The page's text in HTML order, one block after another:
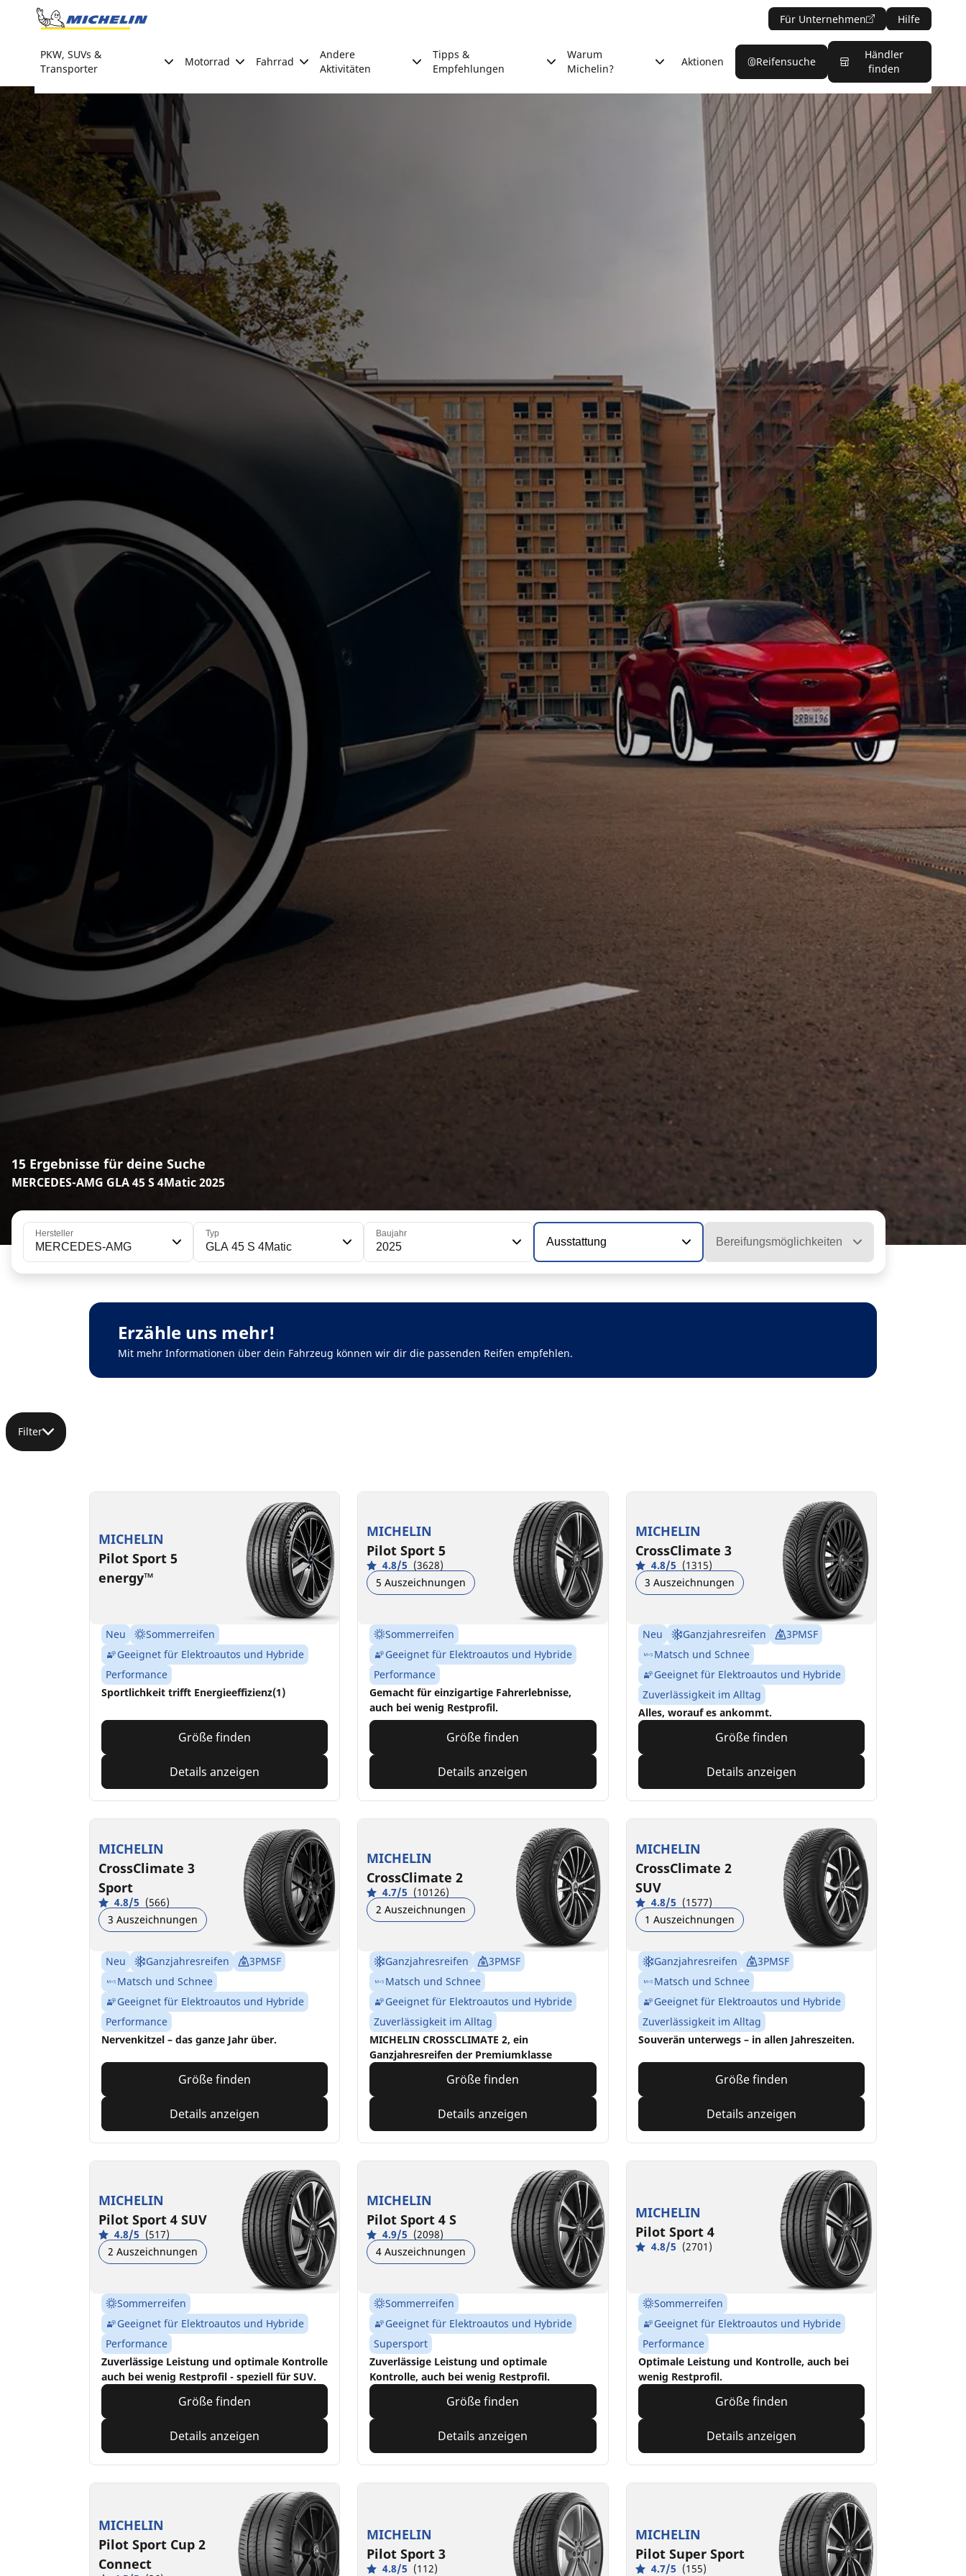
Go to page content
Für Unternehmen Hilfe
PKW, SUVs &
Transporter
Motorrad Fahrrad
Andere
Aktivitäten
Tipps &
Empfehlungen
Warum
Michelin?
Aktionen Reifensuche
Händler
finden
15 Ergebnisse für deine Suche
MERCEDES-AMG GLA 45 S 4Matic 2025
Hersteller
MERCEDES-AMG
Typ
GLA 45 S 4Matic
Baujahr
2025 Ausstattung Bereifungsmöglichkeiten
Erzähle uns mehr!
Mit mehr Informationen über dein Fahrzeug können wir dir die passenden Reifen empfehlen.
Filter
MICHELIN
Pilot Sport 5
energy™
Neu
Sommerreifen
Geeignet für Elektroautos und Hybride
Performance
Sportlichkeit trifft Energieeffizienz(1)
Größe finden
Details anzeigen
MICHELIN
Pilot Sport 5
4.8/5 (3628)
5 Auszeichnungen
Sommerreifen
Geeignet für Elektroautos und Hybride
Performance
Gemacht für einzigartige Fahrerlebnisse,
auch bei wenig Restprofil.
Größe finden
Details anzeigen
MICHELIN
CrossClimate 3
4.8/5 (1315)
3 Auszeichnungen
Neu Ganzjahresreifen
3PMSF
Matsch und Schnee
Geeignet für Elektroautos und Hybride
Zuverlässigkeit im Alltag
Alles, worauf es ankommt.
Größe finden
Details anzeigen
MICHELIN
CrossClimate 3
Sport
4.8/5 (566)
3 Auszeichnungen
Neu Ganzjahresreifen
3PMSF
Matsch und Schnee
Geeignet für Elektroautos und Hybride
Performance
Nervenkitzel – das ganze Jahr über.
Größe finden
Details anzeigen
MICHELIN
CrossClimate 2
4.7/5 (10126)
2 Auszeichnungen
Ganzjahresreifen
3PMSF
Matsch und Schnee
Geeignet für Elektroautos und Hybride
Zuverlässigkeit im Alltag
MICHELIN CROSSCLIMATE 2, ein
Ganzjahresreifen der Premiumklasse
Größe finden
Details anzeigen
MICHELIN
CrossClimate 2
SUV
4.8/5 (1577)
1 Auszeichnungen
Ganzjahresreifen
3PMSF
Matsch und Schnee
Geeignet für Elektroautos und Hybride
Zuverlässigkeit im Alltag
Souverän unterwegs – in allen Jahreszeiten.
Größe finden
Details anzeigen
MICHELIN
Pilot Sport 4 SUV
4.8/5 (517)
2 Auszeichnungen
Sommerreifen
Geeignet für Elektroautos und Hybride
Performance
Zuverlässige Leistung und optimale Kontrolle
auch bei wenig Restprofil - speziell für SUV.
Größe finden
Details anzeigen
MICHELIN
Pilot Sport 4 S
4.9/5 (2098)
4 Auszeichnungen
Sommerreifen
Geeignet für Elektroautos und Hybride
Supersport
Zuverlässige Leistung und optimale
Kontrolle, auch bei wenig Restprofil.
Größe finden
Details anzeigen
MICHELIN
Pilot Sport 4
4.8/5 (2701)
Sommerreifen
Geeignet für Elektroautos und Hybride
Performance
Optimale Leistung und Kontrolle, auch bei
wenig Restprofil.
Größe finden
Details anzeigen
MICHELIN
Pilot Sport Cup 2
Connect
MICHELIN
Pilot Sport 3
4.8/5 (112)
MICHELIN
Pilot Super Sport
4.7/5 (155)